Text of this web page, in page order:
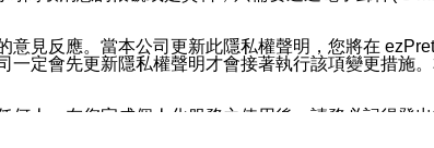
見反應。當本公司更新此隱私權聲明，您將在
定會先更新隱私權聲明才會接著執行該項變更措施
人。在您完成個人化服務之使用後，請務必記得登
。